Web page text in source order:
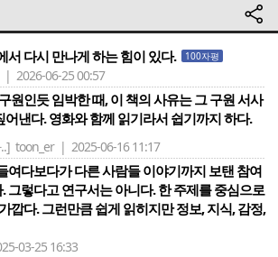
서 다시 만나게 하는 힘이 있다. 100자평
| 2026-06-25 00:57
원인듯 임박한 때, 이 책의 사유는 그 구원 서사
낸다. 영화와 함께 읽기라서 쉽기까지 하다.
toon_er | 2025-06-16 11:17
여다보다가 다른 사람들 이야기까지 보탠 참여
그렇다고 연구서는 아니다. 한 주제를 중심으로
깝다. 그런만큼 쉽게 읽히지만 정보, 지식, 감정,
03-25 16:33